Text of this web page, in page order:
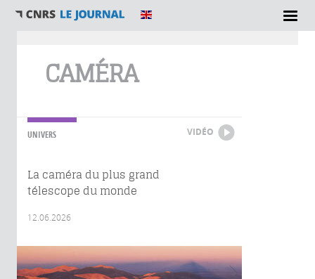
CAMÉRA
UNIVERS VIDÉO
La caméra du plus grand
télescope du monde
12.06.2026